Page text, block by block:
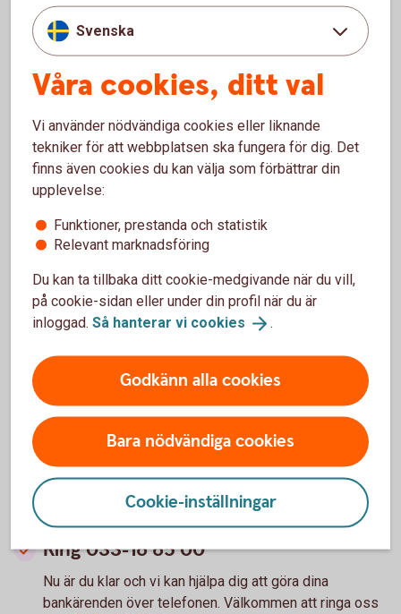
upplästa genom knappval och tjänsten personlig service
där du får hjälp och rådgivning av våra rådgivare.
Anslut dig till Kundcenter
Om du inte redan är ansluten till vår telefontjänst, börja
med det. Du ansluter dig i internetbanken. Klicka på
knapparna Aktivera när du är inloggad.
Använd en kod för att legitimera dig
dig med Mobilt BankID eller med en PIN-kod.
Gör så här för att skaffa MobiltBankID
Skaffa PIN-kod
Du kan aktivera eller skapa ny PIN-kod i
internetbanken.
Logga in och skapa nyPIN-kod
Ring 033-16 65 00
Nu är du klar och vi kan hjälpa dig att göra dina
bankärenden över telefonen. Välkommen att ringa oss
Svenska
Våra cookies, ditt val
Vi använder nödvändiga cookies eller liknande
tekniker för att webbplatsen ska fungera för dig. Det
finns även cookies du kan välja som förbättrar din
upplevelse:
Funktioner, prestanda och statistik
Relevant marknadsföring
Du kan ta tillbaka ditt cookie-medgivande när du vill,
på cookie-sidan eller under din profil när du är
inloggad. Så hanterar vi cookies .
Godkänn alla cookies
Bara nödvändiga cookies
Cookie-inställningar